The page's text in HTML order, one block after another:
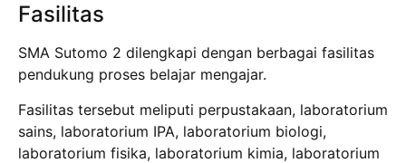
Fasilitas
SMA Sutomo 2 dilengkapi dengan berbagai fasilitas
pendukung proses belajar mengajar.
Fasilitas tersebut meliputi perpustakaan, laboratorium
sains, laboratorium IPA, laboratorium biologi,
laboratorium fisika, laboratorium kimia, laboratorium